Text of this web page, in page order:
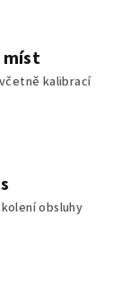
míst
kalibrací
obsluhy